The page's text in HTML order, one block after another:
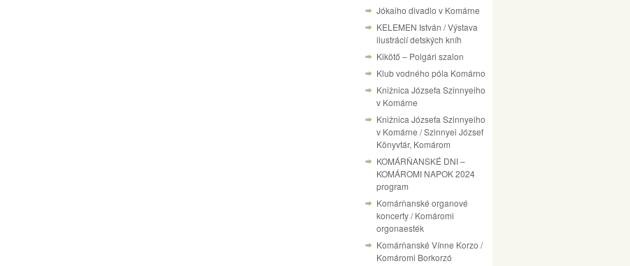
Jókaiho divadlo v Komárne
KELEMEN István / Výstava
ilustrácií detských kníh
Kikötő – Polgári szalon
Klub vodného póla Komárno
Knižnica Józsefa Szinnyeiho
v Komárne
Knižnica Józsefa Szinnyeiho
v Komárne / Szinnyei József
Könyvtár, Komárom
KOMÁRŇANSKÉ DNI –
KOMÁROMI NAPOK 2024
program
Komárňanské organové
koncerty / Komáromi
orgonaesték
Komárňanské Vínne Korzo /
Komáromi Borkorzó